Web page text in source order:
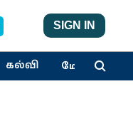
SIGN IN
கல்வி மேலும்